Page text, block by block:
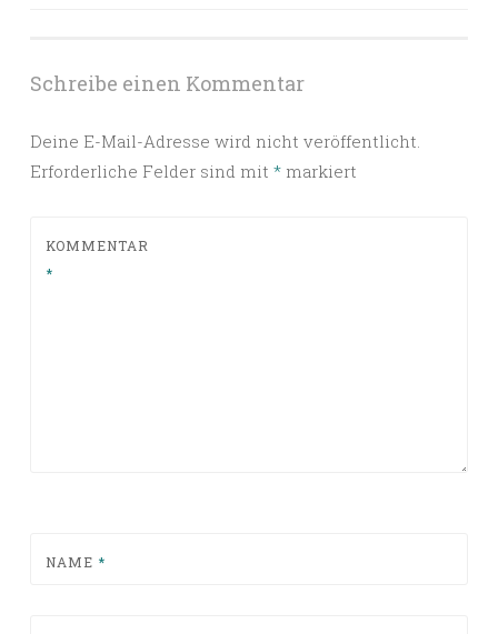
Schreibe einen Kommentar
Deine E-Mail-Adresse wird nicht veröffentlicht.
Erforderliche Felder sind mit * markiert
KOMMENTAR
*
NAME *